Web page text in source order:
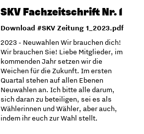
SKV Fachzeitschrift Nr. 1
Download #SKV Zeitung 1_2023.pdf
2023 - Neuwahlen Wir brauchen dich!
Wir brauchen Sie! Liebe Mitglieder, im
kommenden Jahr setzen wir die
Weichen für die Zukunft. Im ersten
Quartal stehen auf allen Ebenen
Neuwahlen an. Ich bitte alle darum,
sich daran zu beteiligen, sei es als
Wählerinnen und Wähler, aber auch,
indem ihr euch zur Wahl stellt.